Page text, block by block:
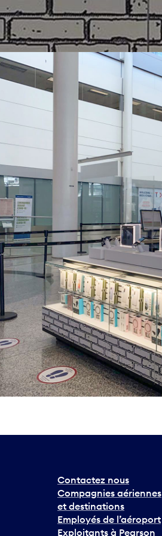
Contactez nous
Compagnies aériennes
et destinations
Employés de l’aéroport
Exploitants à Pearson